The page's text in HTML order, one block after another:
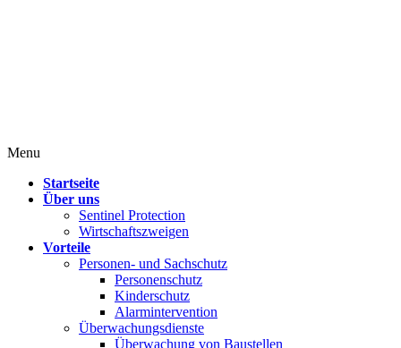
Menu
Startseite
Über uns
Sentinel Protection
Wirtschaftszweigen
Vorteile
Personen- und Sachschutz
Personenschutz
Kinderschutz
Alarmintervention
Überwachungsdienste
Überwachung von Baustellen